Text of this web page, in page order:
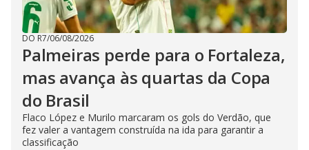
DO R7/06/08/2026
Palmeiras perde para o Fortaleza,
mas avança às quartas da Copa
do Brasil
Flaco López e Murilo marcaram os gols do Verdão, que
fez valer a vantagem construída na ida para garantir a
classificação